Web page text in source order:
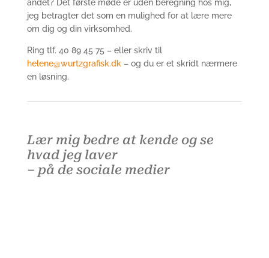
andet? Det første møde er uden beregning hos mig,
jeg betragter det som en mulighed for at lære mere
om dig og din virksomhed.
Ring tlf. 40 89 45 75 – eller skriv til
helene@wurtzgrafisk.dk – og du er et skridt nærmere
en løsning.
Lær mig bedre at kende og se
hvad jeg laver
– på de sociale medier